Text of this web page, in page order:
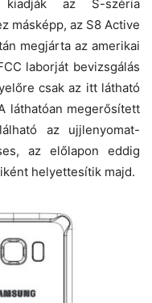
az S-széria
másképp, az S8 Active
megjárta az amerikai
laborját bevizsgálás
csak az itt látható
láthatóan megerősített
az ujjlenyomat-
az előlapon eddig
helyettesítik majd.